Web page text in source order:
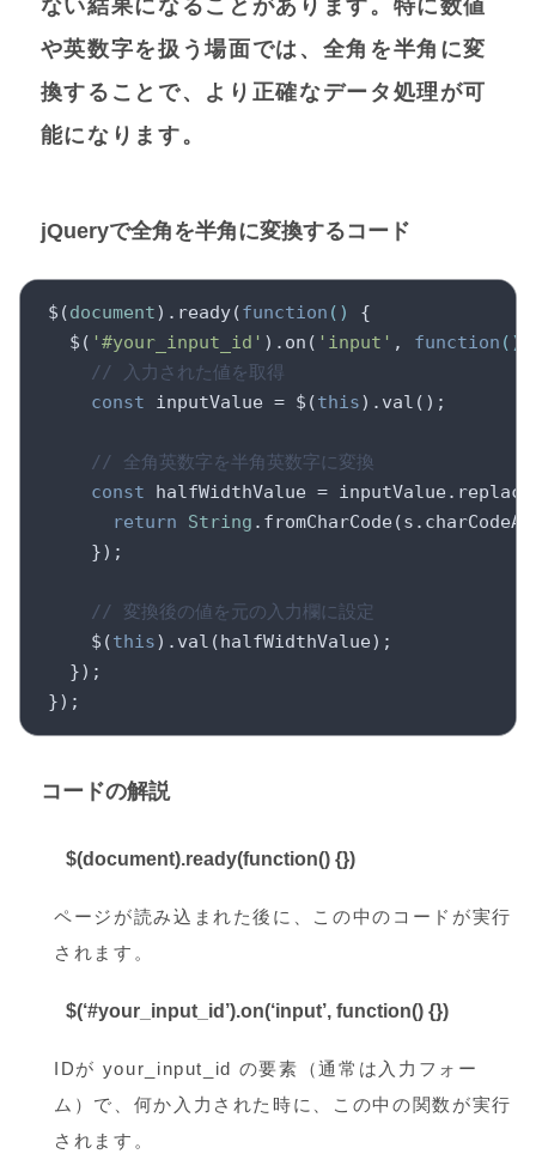
ない結果になることがあります。特に数値
や英数字を扱う場面では、全角を半角に変
換することで、より正確なデータ処理が可
能になります。
jQueryで全角を半角に変換するコード
$(document).ready(function ( ) {
  $(
'#your_input_id' ).on( 'input' , function ( )
// 入力された値を取得
const inputValue = $(this).val();
// 全角英数字を半角英数字に変換
const halfWidthValue =
return
String
    });
// 変換後の値を元の入力欄に設定
    $(
this).val(halfWidthValue);
  });
コードの解説
$(document).ready(function() {})
ページが読み込まれた後に、この中のコードが実行
されます。
$(‘#your_input_id’).on(‘input’, function() {})
IDが your_input_id の要素（通常は入力フォー
ム）で、何か入力された時に、この中の関数が実行
されます。